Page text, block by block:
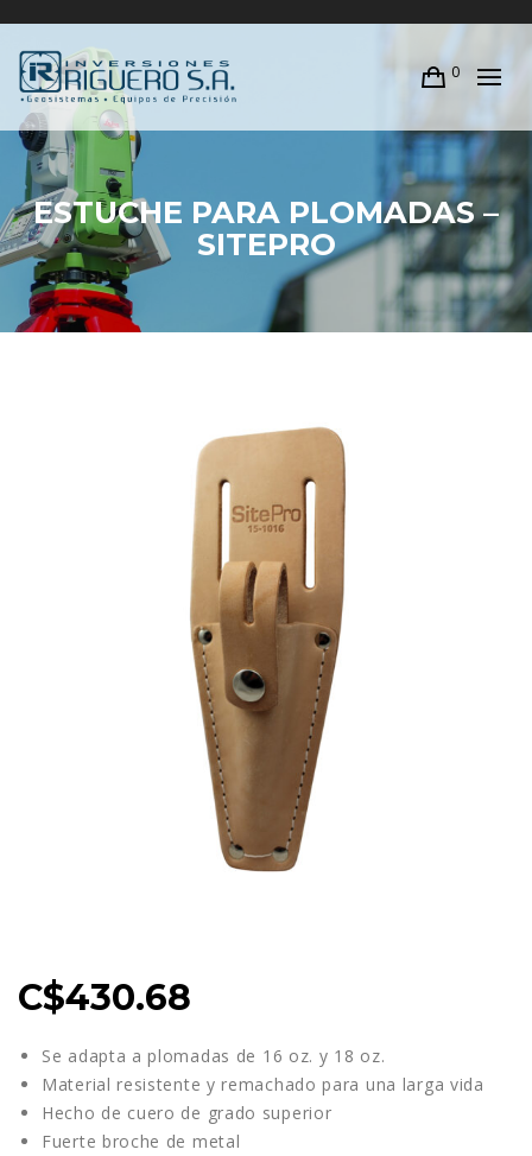
0
ESTUCHE PARA PLOMADAS –
SITEPRO
C$430.68
Se adapta a plomadas de 16 oz. y 18 oz.
Material resistente y remachado para una larga vida
Hecho de cuero de grado superior
Fuerte broche de metal